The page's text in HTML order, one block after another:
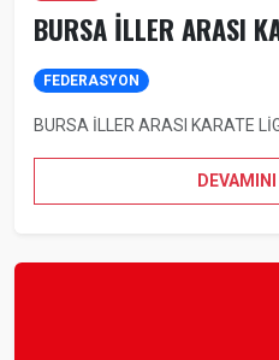
BURSA İLLER ARASI
FEDERASYON
BURSA İLLER ARASI KARATE